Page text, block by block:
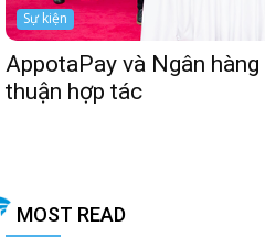
Sự kiện
AppotaPay và Ngân
thuận hợp tác
MOST READ